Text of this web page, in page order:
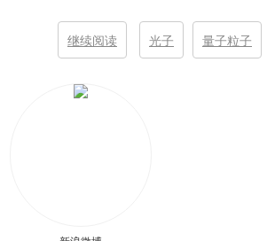
继续阅读 光子 量子粒子